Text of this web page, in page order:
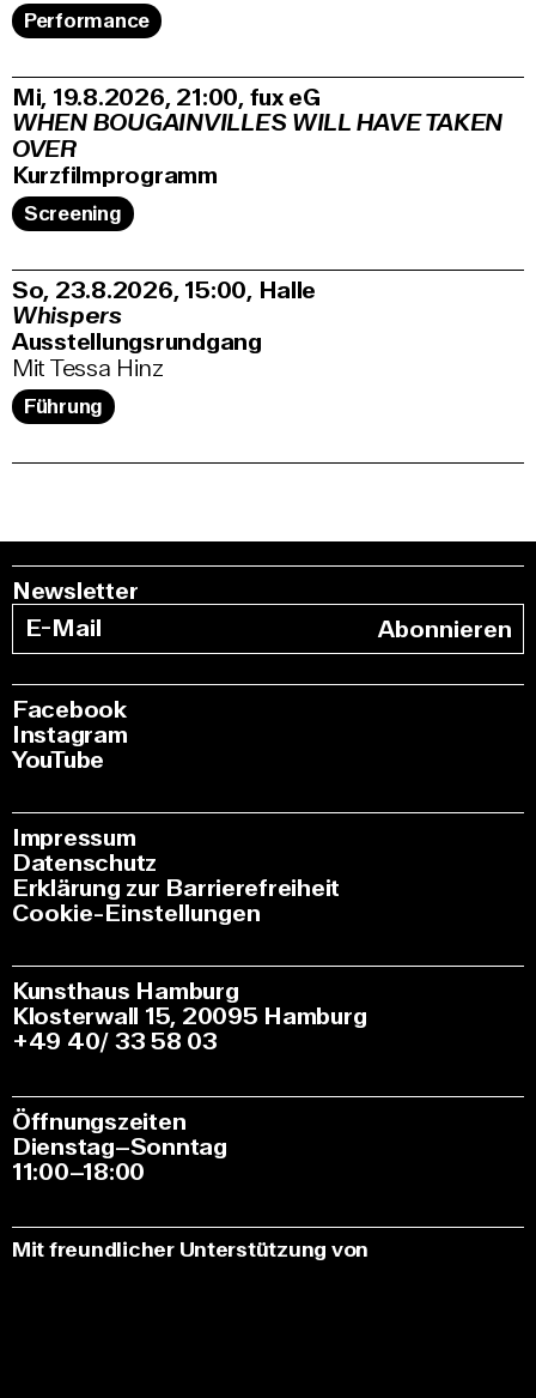
Performance
Mi, 19.8.2026 21:00, fux eG
WHEN BOUGAINVILLES WILL HAVE TAKEN
OVER
Kurzfilmprogramm
Screening
So, 23.8.2026 15:00, Halle
Whispers
Ausstellungsrundgang
Mit Tessa Hinz
Führung
Newsletter
Abonnieren
Facebook
Instagram
YouTube
Impressum
Datenschutz
Erklärung zur Barrierefreiheit
Cookie-Einstellungen
Kunsthaus Hamburg
Klosterwall 15, 20095 Hamburg
+49 40/ 33 58 03
Öffnungszeiten
Dienstag–Sonntag
11:00–18:00
Mit freundlicher Unterstützung von